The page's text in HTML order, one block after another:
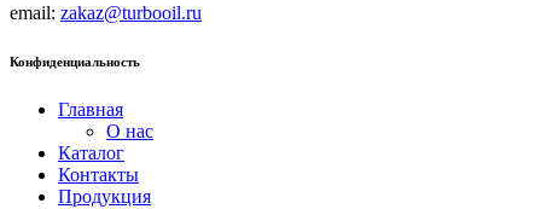
email: zakaz@turbooil.ru
Конфиденциальность
Главная
О нас
Каталог
Контакты
Продукция